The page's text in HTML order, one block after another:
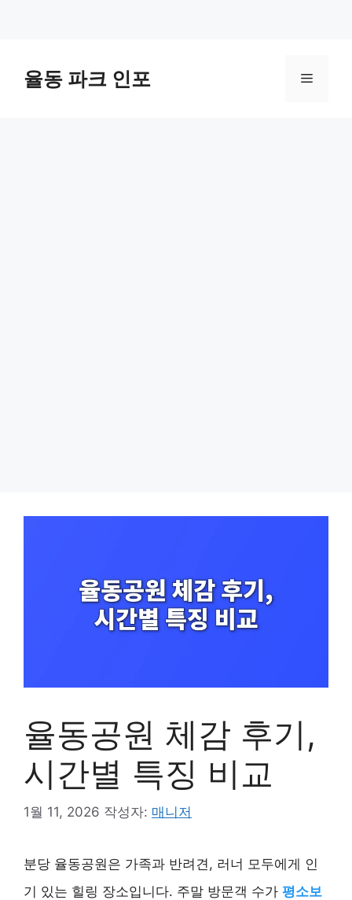
율동 파크 인포 메
율동공원 체감 후기,
시간별 특징 비교
1월 11, 2026 작성자: 매니저
분당 율동공원은 가족과 반려견, 러너 모두에게 인
기 있는 힐링 장소입니다. 주말 방문객 수가 평소보